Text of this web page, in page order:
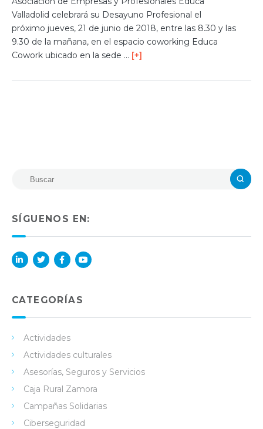
Valladolid celebrará su Desayuno Profesional el
próximo jueves, 21 de junio de 2018, entre las 8.30 y las
9.30 de la mañana, en el espacio coworking Educa
Cowork ubicado en la sede … [+]
SÍGUENOS EN:
in
ok
e
CATEGORÍAS
Actividades
Actividades culturales
Asesorías, Seguros y Servicios
Caja Rural Zamora
Campañas Solidarias
Ciberseguridad